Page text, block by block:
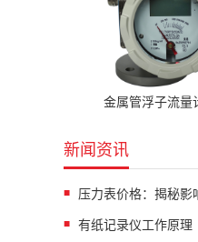
金属管浮子流量
新闻资讯
压力表价格：揭秘影
有纸记录仪工作原理